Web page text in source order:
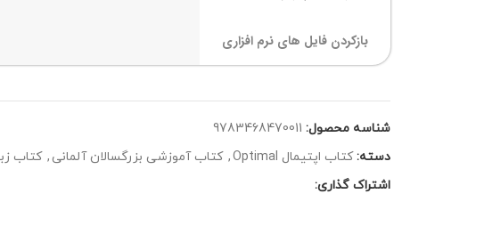
بازکردن فایل های نرم افزاری
شناسه محصول: 9783468470011
دسته: کتاب اپتیمال Optimal , کتاب آموزشی بزرگسالان آلمانی , کتاب
اشتراک گذاری: